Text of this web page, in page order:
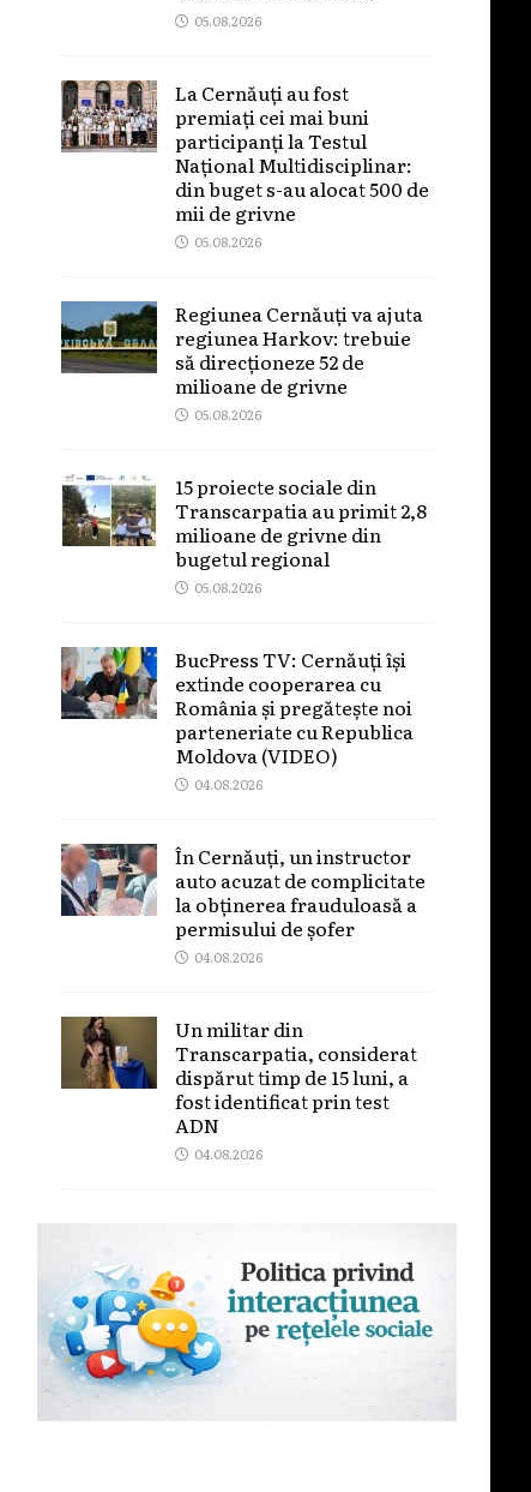
05.08.2026
La Cernăuți au fost
premiați cei mai buni
participanți la Testul
Național Multidisciplinar:
din buget s-au alocat 500 de
mii de grivne
05.08.2026
Regiunea Cernăuți va ajuta
regiunea Harkov: trebuie
să direcționeze 52 de
milioane de grivne
05.08.2026
15 proiecte sociale din
Transcarpatia au primit 2,8
milioane de grivne din
bugetul regional
05.08.2026
BucPress TV: Cernăuți își
extinde cooperarea cu
România și pregătește noi
parteneriate cu Republica
Moldova (VIDEO)
04.08.2026
În Cernăuți, un instructor
auto acuzat de complicitate
la obținerea frauduloasă a
permisului de șofer
04.08.2026
Un militar din
Transcarpatia, considerat
dispărut timp de 15 luni, a
fost identificat prin test
ADN
04.08.2026